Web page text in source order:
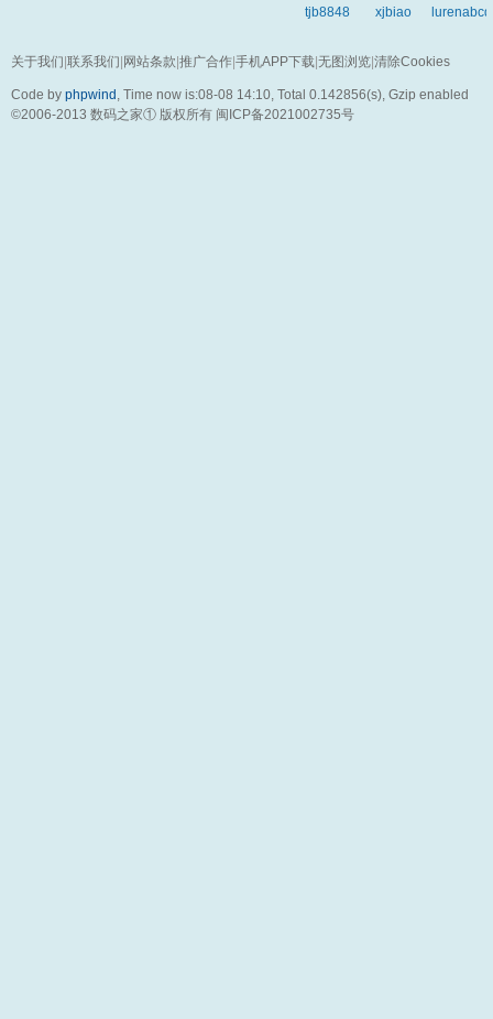
tjb8848 xjbiao lurenabcd
关于我们|联系我们|网站条款|推广合作|手机APP下载|无图浏览|清除Cookies
Code by phpwind , Time now is:08-08 14:10, Total 0.142856(s) , Gzip enabled
©2006-2013 数码之家① 版权所有 闽ICP备2021002735号